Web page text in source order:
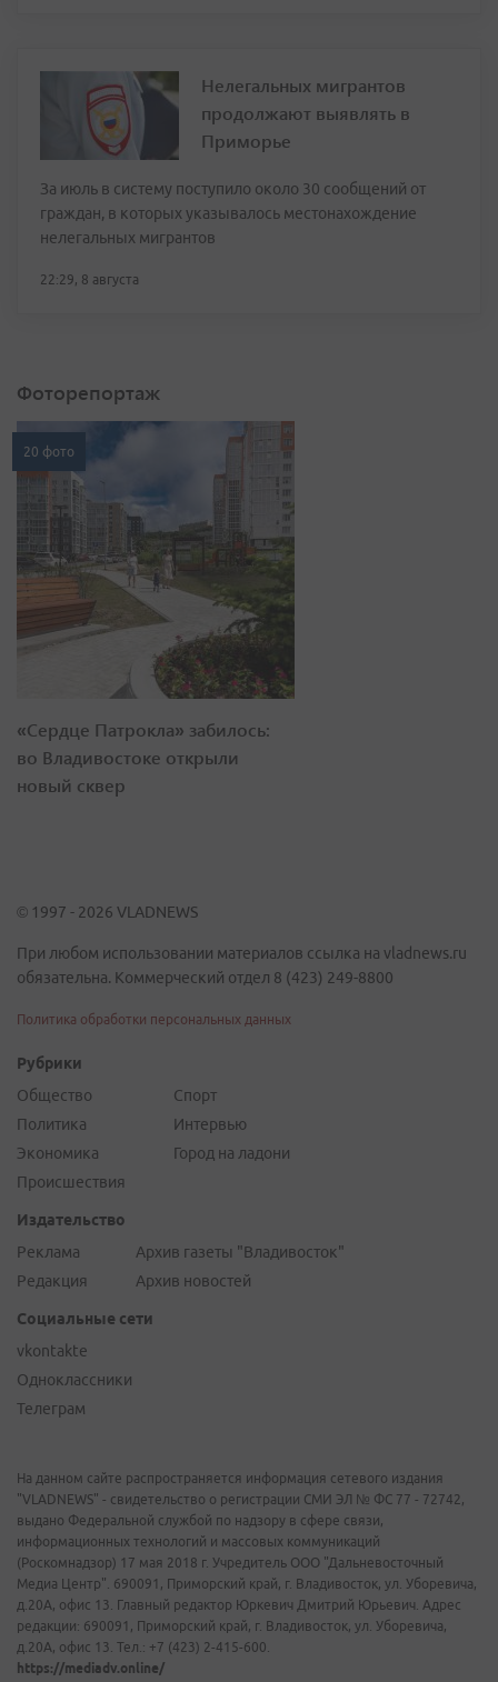
Нелегальных мигрантов
продолжают выявлять в
Приморье
За июль в систему поступило около 30 сообщений от
граждан, в которых указывалось местонахождение
нелегальных мигрантов
22:29, 8 августа
Фоторепортаж
20 фото
«Сердце Патрокла» забилось:
во Владивостоке открыли
новый сквер
© 1997 - 2026 VLADNEWS
При любом использовании материалов ссылка на vladnews.ru
обязательна. Коммерческий отдел 8 (423) 249-8800
Политика обработки персональных данных
Рубрики
Общество
Политика
Экономика
Происшествия
Спорт
Интервью
Город на ладони
Издательство
Реклама
Редакция
Архив газеты "Владивосток"
Архив новостей
Социальные сети
vkontakte
Одноклассники
Телеграм
На данном сайте распространяется информация сетевого издания
"VLADNEWS" - свидетельство о регистрации СМИ ЭЛ № ФС 77 - 72742,
выдано Федеральной службой по надзору в сфере связи,
информационных технологий и массовых коммуникаций
(Роскомнадзор) 17 мая 2018 г. Учредитель ООО "Дальневосточный
Медиа Центр". 690091, Приморский край, г. Владивосток, ул. Уборевича,
д.20А, офис 13. Главный редактор Юркевич Дмитрий Юрьевич. Адрес
редакции: 690091, Приморский край, г. Владивосток, ул. Уборевича,
д.20А, офис 13. Тел.: +7 (423) 2-415-600.
https://mediadv.online/